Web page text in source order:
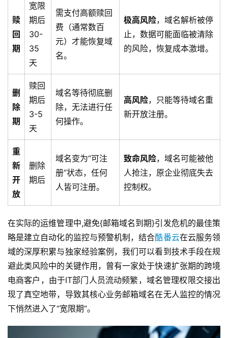
赎
回
期
宽限
期后
30-
35
天
需支付高额赎回
费（通常数百
元）才能恢复域
名。
极高风险，域名解析被停
止，数据可能面临被清除
的风险，恢复成本激增。
删
除
期
赎回
期后
3-5
天
域名等待彻底删
除，无法进行任
何操作。
高风险，只能等待域名重
新开放注册。
重
新
开
放
删除
期后
域名变为“可注
册”状态，任何
人皆可注册。
致命风险，域名可能被他
人抢注，原企业彻底失去
控制权。
在实际的运维管理中,避免{邮箱域名到期}引发危机的最佳策
略是建立自动化的监控与预警机制，结合酷番云在云服务领
域的深厚积累与独家经验案例，我们可以看到技术手段在规
避此类风险中的关键作用，曾有一家处于快速扩张期的跨境
电商客户，由于IT部门人员流动频繁，域名管理权限交接出
现了真空地带，导致其核心业务邮箱域名在无人监控的情况
下悄然进入了“宽限期”。